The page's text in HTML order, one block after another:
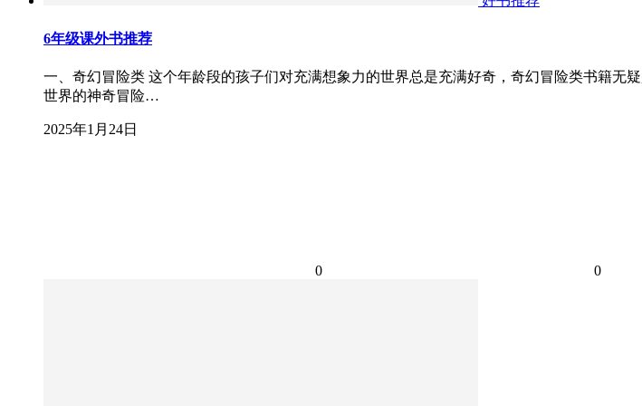
6年级课外书推荐
一、奇幻冒险类 这个年龄段的孩子们对充满想象力的世界总是充满好奇，奇幻冒险类书籍无
世界的神奇冒险…
2025年1月24日
0 0